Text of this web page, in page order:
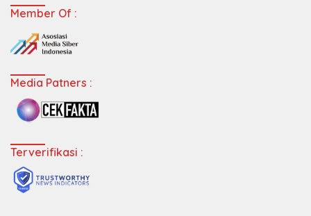
Member Of :
Media Patners :
Terverifikasi :